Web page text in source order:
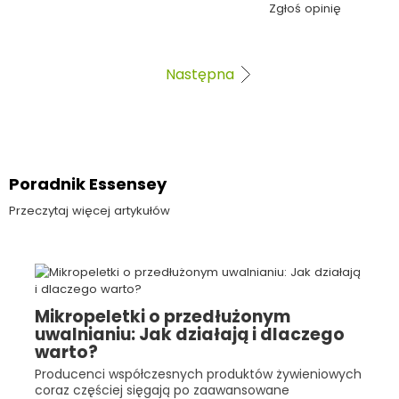
Zgłoś opinię
Następna
Poradnik Essensey
Przeczytaj więcej artykułów
Mikropeletki o przedłużonym
uwalnianiu: Jak działają i dlaczego
warto?
Producenci współczesnych produktów żywieniowych
coraz częściej sięgają po zaawansowane